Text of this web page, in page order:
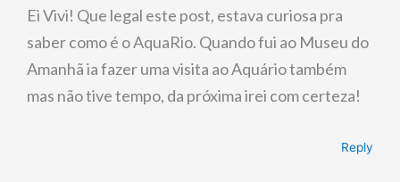
Ei Vivi! Que legal este post, estava curiosa pra
saber como é o AquaRio. Quando fui ao Museu do
Amanhã ia fazer uma visita ao Aquário também
mas não tive tempo, da próxima irei com certeza!
Reply